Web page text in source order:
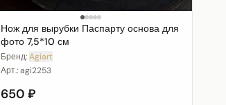
Нож для вырубки Паспарту основа для
фото 7,5*10 см
Бренд:Agiart
Арт.:agi2253
650 ₽